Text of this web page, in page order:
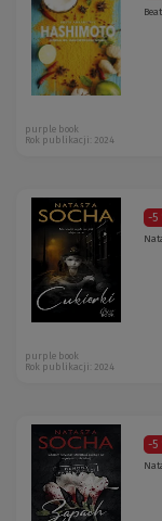
purple book
Rok publikacji: 2024
-5
purple book
Rok publikacji: 2024
-5